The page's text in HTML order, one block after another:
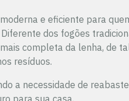
e eficiente para
dos fogões
completa da lenha, de
resíduos.
a necessidade de
para sua casa.